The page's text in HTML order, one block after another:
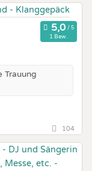
1 Bew.
Trauung
104